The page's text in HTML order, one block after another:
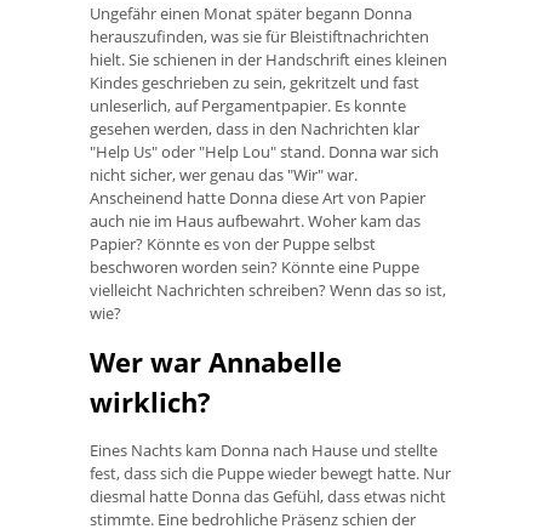
Ungefähr einen Monat später begann Donna
herauszufinden, was sie für Bleistiftnachrichten
hielt. Sie schienen in der Handschrift eines kleinen
Kindes geschrieben zu sein, gekritzelt und fast
unleserlich, auf Pergamentpapier. Es konnte
gesehen werden, dass in den Nachrichten klar
"Help Us" oder "Help Lou" stand. Donna war sich
nicht sicher, wer genau das "Wir" war.
Anscheinend hatte Donna diese Art von Papier
auch nie im Haus aufbewahrt. Woher kam das
Papier? Könnte es von der Puppe selbst
beschworen worden sein? Könnte eine Puppe
vielleicht Nachrichten schreiben? Wenn das so ist,
wie?
Wer war Annabelle
wirklich?
Eines Nachts kam Donna nach Hause und stellte
fest, dass sich die Puppe wieder bewegt hatte. Nur
diesmal hatte Donna das Gefühl, dass etwas nicht
stimmte. Eine bedrohliche Präsenz schien der